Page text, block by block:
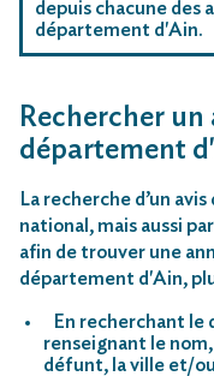
depuis chacune des
département d'Ain.
Rechercher un
département
La recherche d’un
national, mais aussi
afin de trouver une
département d'Ain,
En recherchant le
renseignant le
défunt, la ville et/